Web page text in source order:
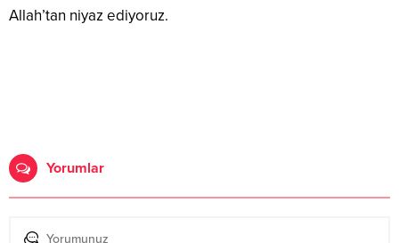
Allah’tan niyaz ediyoruz.
Yorumlar